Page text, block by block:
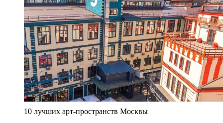
10 лучших арт-пространств Москвы